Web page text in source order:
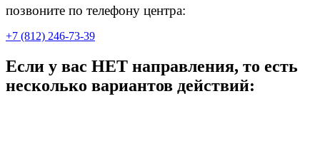
позвоните по телефону центра:
+7 (812) 246-73-39
Если у вас НЕТ направления, то есть
несколько вариантов действий: